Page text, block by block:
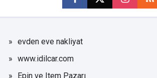
evden eve nakliyat
www.idilcar.com
Epin ve Item Pazarı